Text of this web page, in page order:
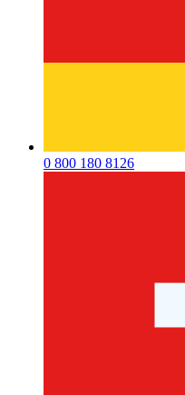
0 800 180 8126